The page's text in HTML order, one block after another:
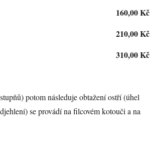
160,00 Kč
210,00 Kč
310,00 Kč
potom následuje obtažení ostří (úhel
se provádí na filcovém kotouči a na